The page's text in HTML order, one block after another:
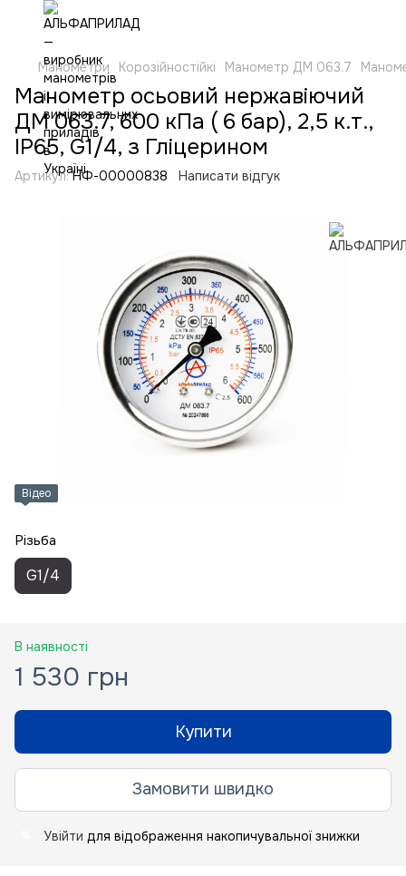
Манометри Корозійностійкі Манометр ДМ 063.7
Манометр осьовий нержавіючий
ДМ 063.7, 600 кПа ( 6 бар), 2,5 к.т.,
IP65, G1/4, з Гліцерином
Артикул:НФ-00000838 Написати відгук
Відео
Різьба
G1/4
В наявності
1 530 грн
Купити
Замовити швидко
Увійти для відображення накопичувальної знижки